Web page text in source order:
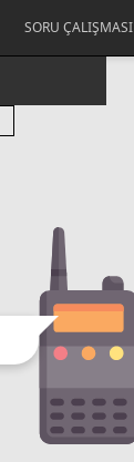
SORU ÇALIŞMASI